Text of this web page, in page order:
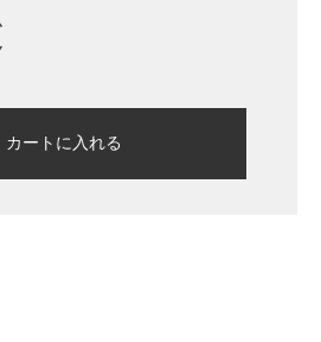
カートに入れる